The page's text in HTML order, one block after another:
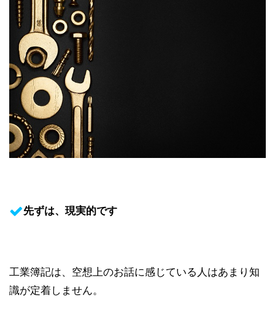
先ずは、現実的です
工業簿記は、空想上のお話に感じている人はあまり知
識が定着しません。